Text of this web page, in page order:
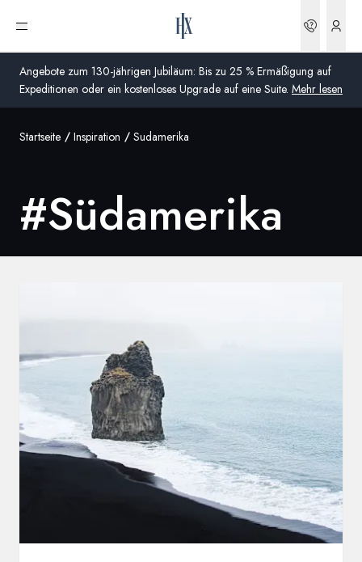
Angebote zum 130-jährigen Jubiläum: Bis zu 25 % Ermäßigung auf
Expeditionen oder ein kostenloses Upgrade auf eine Suite. Mehr lesen
Menü öffnen
Deutschland
Vereinigtes Königreich (England, Schottland, Wales
und Nordirland)
Frankreich
Schweden
Dänemark
Global
Startseite Inspiration Sudamerika
#Südamerika